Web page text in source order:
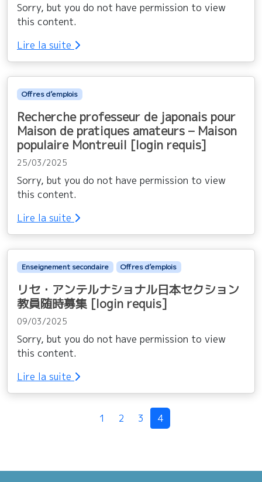
Sorry, but you do not have permission to view
this content.
Lire la suite
Offres d’emplois
Recherche professeur de japonais pour
Maison de pratiques amateurs – Maison
populaire Montreuil [login requis]
25/03/2025
Sorry, but you do not have permission to view
this content.
Lire la suite
Enseignement secondaire Offres d’emplois
リセ・アンテルナショナル日本セクション
教員随時募集 [login requis]
09/03/2025
Sorry, but you do not have permission to view
this content.
Lire la suite
Navigation dans la page
1 2 3 4